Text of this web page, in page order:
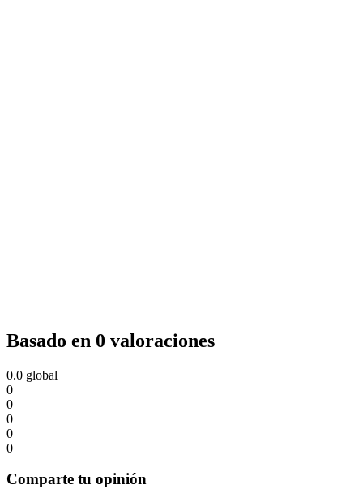
Basado en 0 valoraciones
0.0 global
0
0
0
0
0
Comparte tu opinión